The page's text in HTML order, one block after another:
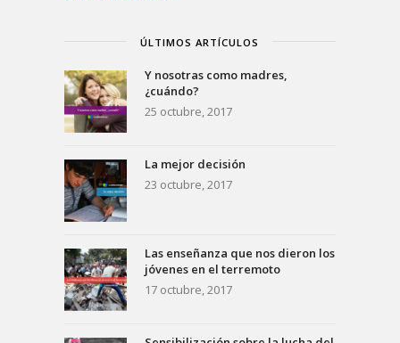
ÚLTIMOS ARTÍCULOS
Y nosotras como madres,
¿cuándo?
25 octubre, 2017
La mejor decisión
23 octubre, 2017
Las enseñanza que nos dieron los
jóvenes en el terremoto
17 octubre, 2017